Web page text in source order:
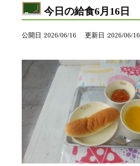
今日の給食6月16日
公開日 2026/06/16 更新日 2026/06/16